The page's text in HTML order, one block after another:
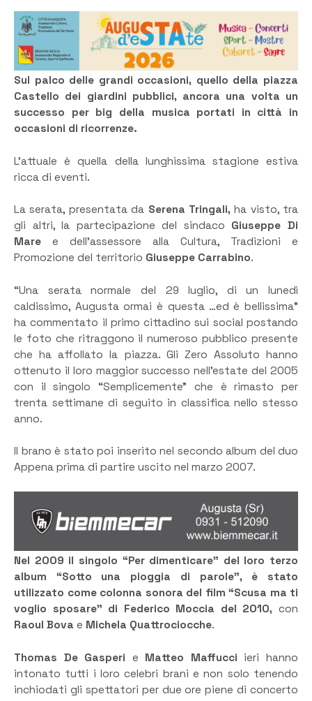
Sul palco delle grandi occasioni, quello della piazza
Castello dei giardini pubblici, ancora una volta un
successo per big della musica portati in città in
occasioni di ricorrenze.
L’attuale è quella della lunghissima stagione estiva
ricca di eventi.
La serata, presentata da Serena Tringali,ha visto, tra
gli altri, la partecipazione del sindaco Giuseppe Di
Mare e dell’assessore alla Cultura, Tradizioni e
Promozione del territorio Giuseppe Carrabino.
“Una serata normale del 29 luglio, di un lunedì
caldissimo, Augusta ormai è questa …ed è bellissima”
ha commentato il primo cittadino sui social postando
le foto che ritraggono il numeroso pubblico presente
che ha affollato la piazza. Gli Zero Assoluto hanno
ottenuto il loro maggior successo nell’estate del 2005
con il singolo “Semplicemente” che è rimasto per
trenta settimane di seguito in classifica nello stesso
anno.
Il brano è stato poi inserito nel secondo album del duo
Appena prima di partire uscito nel marzo 2007.
Nel 2009 il singolo “Per dimenticare” del loro terzo
album “Sotto una pioggia di parole”, è stato
utilizzato come colonna sonora del film “Scusa ma ti
voglio sposare” di Federico Moccia del 2010, con
Raoul Bova e Michela Quattrociocche.
Thomas De Gasperi e Matteo Maffucci ieri hanno
intonato tutti i loro celebri brani e non solo tenendo
inchiodati gli spettatori per due ore piene di concerto